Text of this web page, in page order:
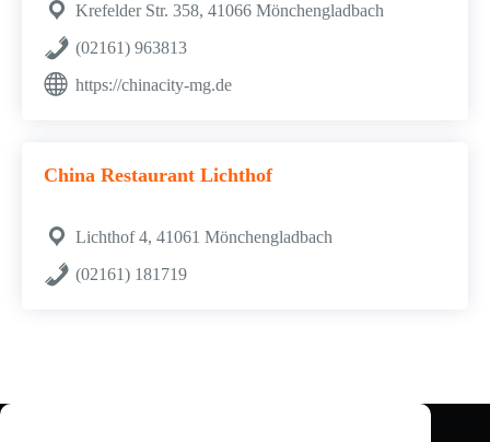
Krefelder Str. 358, 41066 Mönchengladbach
(02161) 963813
https://chinacity-mg.de
China Restaurant Lichthof
Lichthof 4, 41061 Mönchengladbach
(02161) 181719